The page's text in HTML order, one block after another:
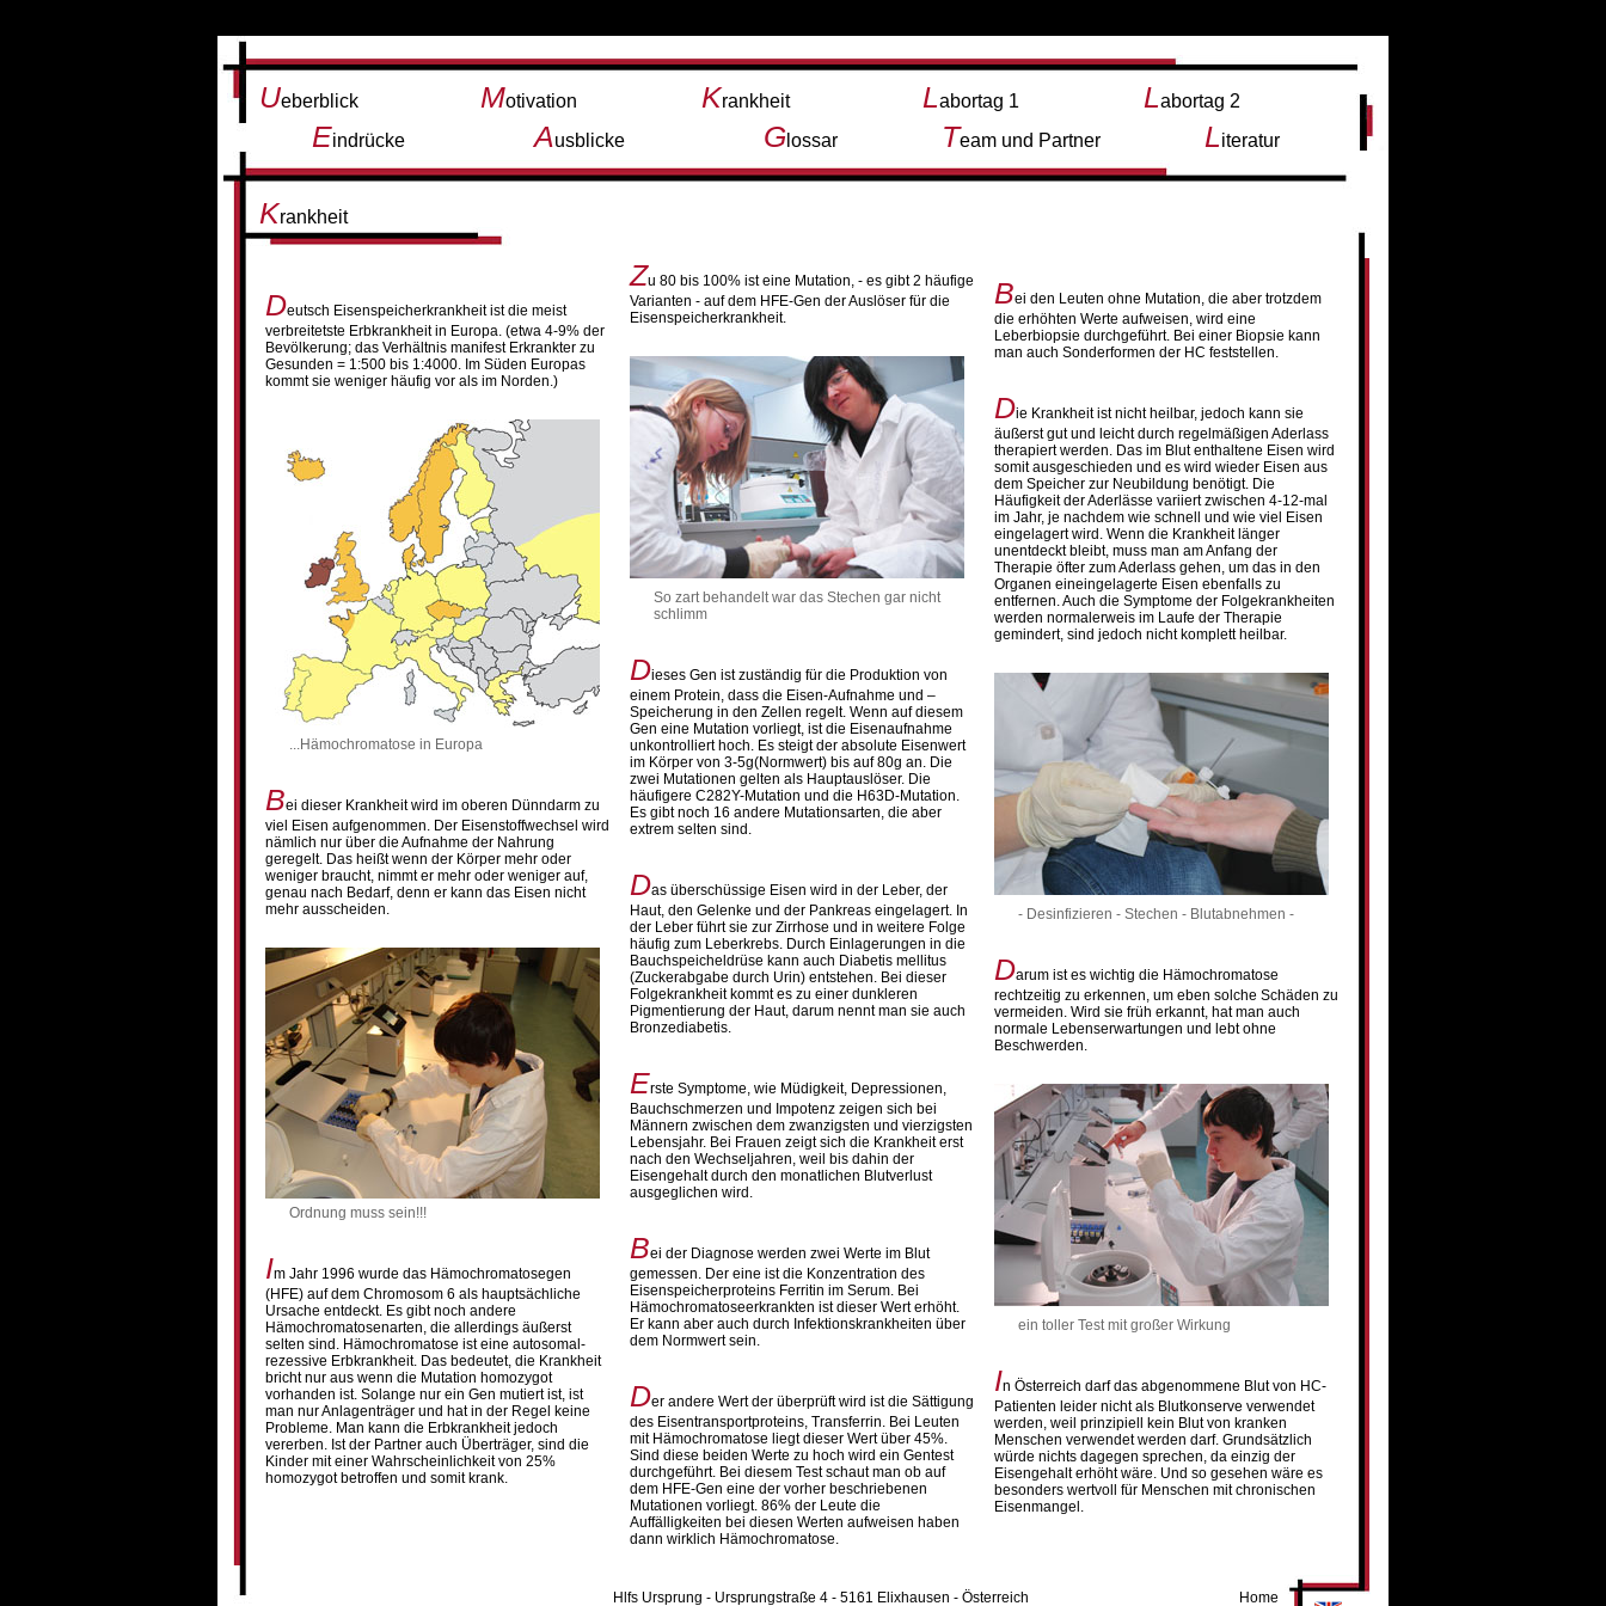
Ueberblick Motivation Krankheit Labortag 1 Labortag 2
Eindrücke Ausblicke G lossar Team und Partner Literatur
Krankheit
Deutsch Eisenspeicherkrankheit ist die meist
verbreitetste Erbkrankheit in Europa. (etwa 4-9% der
Bevölkerung; das Verhältnis manifest Erkrankter zu
Gesunden = 1:500 bis 1:4000. Im Süden Europas
kommt sie weniger häufig vor als im Norden.)
...Hämochromatose in Europa
Bei dieser Krankheit wird im oberen Dünndarm zu
viel Eisen aufgenommen. Der Eisenstoffwechsel wird
nämlich nur über die Aufnahme der Nahrung
geregelt. Das heißt wenn der Körper mehr oder
weniger braucht, nimmt er mehr oder weniger auf,
genau nach Bedarf, denn er kann das Eisen nicht
mehr ausscheiden.
Ordnung muss sein!!!
Im Jahr 1996 wurde das Hämochromatosegen
(HFE) auf dem Chromosom 6 als hauptsächliche
Ursache entdeckt. Es gibt noch andere
Hämochromatosenarten, die allerdings äußerst
selten sind. Hämochromatose ist eine autosomal-
rezessive Erbkrankheit. Das bedeutet, die Krankheit
bricht nur aus wenn die Mutation homozygot
vorhanden ist. Solange nur ein Gen mutiert ist, ist
man nur Anlagenträger und hat in der Regel keine
Probleme. Man kann die Erbkrankheit jedoch
vererben. Ist der Partner auch Überträger, sind die
Kinder mit einer Wahrscheinlichkeit von 25%
homozygot betroffen und somit krank.
Zu 80 bis 100% ist eine Mutation, - es gibt 2 häufige
Varianten - auf dem HFE-Gen der Auslöser für die
Eisenspeicherkrankheit.
So zart behandelt war das Stechen gar nicht
schlimm
Dieses Gen ist zuständig für die Produktion von
einem Protein, dass die Eisen-Aufnahme und –
Speicherung in den Zellen regelt. Wenn auf diesem
Gen eine Mutation vorliegt, ist die Eisenaufnahme
unkontrolliert hoch. Es steigt der absolute Eisenwert
im Körper von 3-5g(Normwert) bis auf 80g an. Die
zwei Mutationen gelten als Hauptauslöser. Die
häufigere C282Y-Mutation und die H63D-Mutation.
Es gibt noch 16 andere Mutationsarten, die aber
extrem selten sind.
Das überschüssige Eisen wird in der Leber, der
Haut, den Gelenke und der Pankreas eingelagert. In
der Leber führt sie zur Zirrhose und in weitere Folge
häufig zum Leberkrebs. Durch Einlagerungen in die
Bauchspeicheldrüse kann auch Diabetis mellitus
(Zuckerabgabe durch Urin) entstehen. Bei dieser
Folgekrankheit kommt es zu einer dunkleren
Pigmentierung der Haut, darum nennt man sie auch
Bronzediabetis.
Erste Symptome, wie Müdigkeit, Depressionen,
Bauchschmerzen und Impotenz zeigen sich bei
Männern zwischen dem zwanzigsten und vierzigsten
Lebensjahr. Bei Frauen zeigt sich die Krankheit erst
nach den Wechseljahren, weil bis dahin der
Eisengehalt durch den monatlichen Blutverlust
ausgeglichen wird.
Bei der Diagnose werden zwei Werte im Blut
gemessen. Der eine ist die Konzentration des
Eisenspeicherproteins Ferritin im Serum. Bei
Hämochromatoseerkrankten ist dieser Wert erhöht.
Er kann aber auch durch Infektionskrankheiten über
dem Normwert sein.
Der andere Wert der überprüft wird ist die Sättigung
des Eisentransportproteins, Transferrin. Bei Leuten
mit Hämochromatose liegt dieser Wert über 45%.
Sind diese beiden Werte zu hoch wird ein Gentest
durchgeführt. Bei diesem Test schaut man ob auf
dem HFE-Gen eine der vorher beschriebenen
Mutationen vorliegt. 86% der Leute die
Auffälligkeiten bei diesen Werten aufweisen haben
dann wirklich Hämochromatose.
Bei den Leuten ohne Mutation, die aber trotzdem
die erhöhten Werte aufweisen, wird eine
Leberbiopsie durchgeführt. Bei einer Biopsie kann
man auch Sonderformen der HC feststellen.
Die Krankheit ist nicht heilbar, jedoch kann sie
äußerst gut und leicht durch regelmäßigen Aderlass
therapiert werden. Das im Blut enthaltene Eisen wird
somit ausgeschieden und es wird wieder Eisen aus
dem Speicher zur Neubildung benötigt. Die
Häufigkeit der Aderlässe variiert zwischen 4-12-mal
im Jahr, je nachdem wie schnell und wie viel Eisen
eingelagert wird. Wenn die Krankheit länger
unentdeckt bleibt, muss man am Anfang der
Therapie öfter zum Aderlass gehen, um das in den
Organen eineingelagerte Eisen ebenfalls zu
entfernen. Auch die Symptome der Folgekrankheiten
werden normalerweis im Laufe der Therapie
gemindert, sind jedoch nicht komplett heilbar.
- Desinfizieren - Stechen - Blutabnehmen -
Darum ist es wichtig die Hämochromatose
rechtzeitig zu erkennen, um eben solche Schäden zu
vermeiden. Wird sie früh erkannt, hat man auch
normale Lebenserwartungen und lebt ohne
Beschwerden.
ein toller Test mit großer Wirkung
In Österreich darf das abgenommene Blut von HC-
Patienten leider nicht als Blutkonserve verwendet
werden, weil prinzipiell kein Blut von kranken
Menschen verwendet werden darf. Grundsätzlich
würde nichts dagegen sprechen, da einzig der
Eisengehalt erhöht wäre. Und so gesehen wäre es
besonders wertvoll für Menschen mit chronischen
Eisenmangel.
Hlfs Ursprung - Ursprungstraße 4 - 5161 Elixhausen - Österreich Home